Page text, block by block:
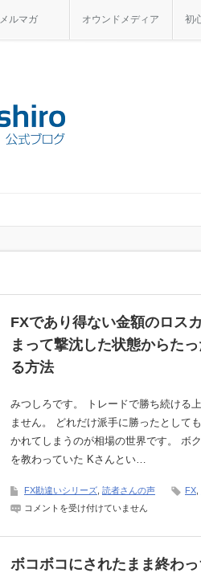
メルマガ オウンドメディア 初
FXであり得ない金額のロス
まって撃沈した状態からた
る方法
みつしろです。 トレードで勝ち続ける
ません。 どれだけ派手に勝ったとして
かれてしまうのが相場の世界です。 ボ
を教わっていた Kさんとい…
FX勘違いシリーズ 読者さんの声 FX
FX
な
コメントを受け付けていません
ボコボコにされたまま終わ